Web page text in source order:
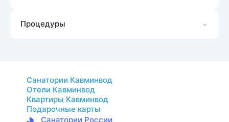
Процедуры
Санатории Кавминвод
Отели Кавминвод
Квартиры Кавминвод
Подарочные карты
Санатории России